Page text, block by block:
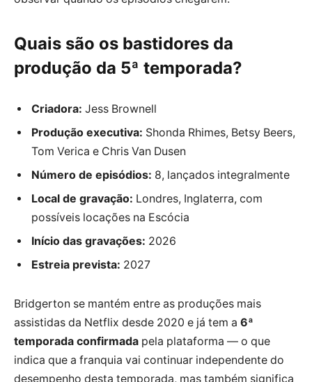
Quais são os bastidores da
produção da 5ª temporada?
Criadora: Jess Brownell
Produção executiva: Shonda Rhimes, Betsy Beers,
Tom Verica e Chris Van Dusen
Número de episódios: 8, lançados integralmente
Local de gravação: Londres, Inglaterra, com
possíveis locações na Escócia
Início das gravações: 2026
Estreia prevista: 2027
Bridgerton se mantém entre as produções mais
assistidas da Netflix desde 2020 e já tem a 6ª
temporada confirmada pela plataforma — o que
indica que a franquia vai continuar independente do
desempenho desta temporada, mas também significa